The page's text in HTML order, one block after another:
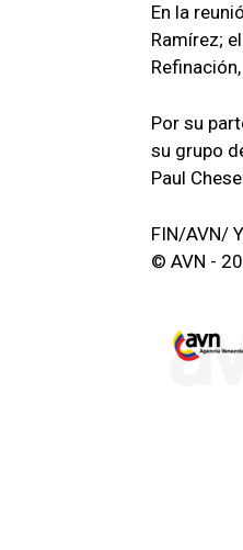
En la
Ramírez;
Por su
su grupo
Paul
FIN/AVN/
© AVN -